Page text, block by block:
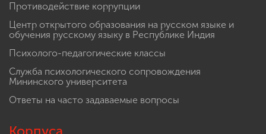
Противодействие коррупции
Центр открытого образования на русском языке и
обучения русскому языку в Республике Индия
Психолого-педагогические классы
Служба психологического сопровождения
Мининского университета
Ответы на часто задаваемые вопросы